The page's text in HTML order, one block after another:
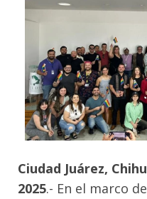
Ciudad Juárez,
2025.- En el marco